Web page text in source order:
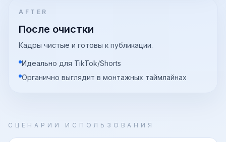
AFTER
После очистки
Кадры чистые и готовы к публикации.
Идеально для TikTok/Shorts
Органично выглядит в монтажных таймлайнах
СЦЕНАРИИ ИСПОЛЬЗОВАНИЯ